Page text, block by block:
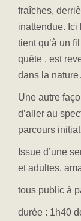
fraîches,
inattendue.
tient qu’à un
quête , est
dans la
Une autre
d’aller au
parcours
Issue d’une
et adultes,
tous public à
durée : 1h40